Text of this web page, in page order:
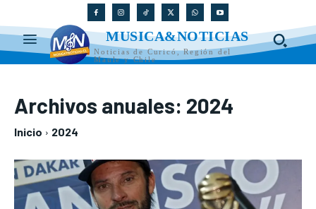
MUSICA&NOTICIAS
Noticias de Curicó, Región del
Maule y Chile
Archivos anuales: 2024
Inicio 2024